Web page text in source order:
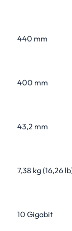
440 mm
400 mm
43,2 mm
7,38 kg (16,26
10 Gigabit